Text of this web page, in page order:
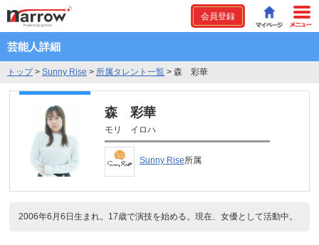
会員登録
芸能人詳細
トップ> Sunny Rise > 所属タレント一覧 > 森 彩華
森 彩華
モリ イロハ
Sunny Rise所属
2006年6月6日生まれ。17歳で演技を始める。現在、女優として活動中。